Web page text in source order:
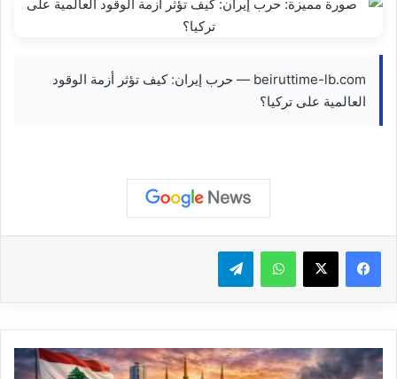
beiruttime-lb.com — حرب إيران: كيف تؤثر أزمة الوقود
العالمية على تركيا؟
واتساب
#
ع